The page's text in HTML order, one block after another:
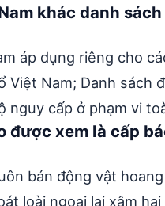
khác danh sách
áp dụng riêng cho
Việt Nam; Danh sách
nguy cấp ở phạm vi
được xem là cấp
bán động vật
loài ngoại lai xâm